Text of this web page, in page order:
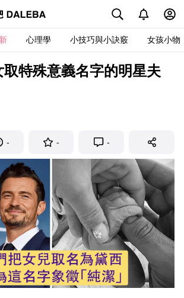
新 心理學 小技巧與小訣竅 女孩小物
取特殊意義名字的明星夫
- - -